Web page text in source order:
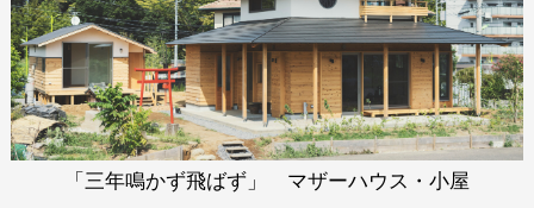
「三年鳴かず飛ばず」 マザーハウス・小屋